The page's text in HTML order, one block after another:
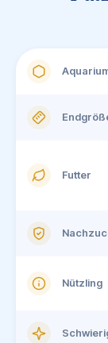
Futter
Nützling